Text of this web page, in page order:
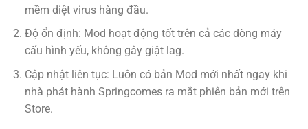
mềm diệt virus hàng đầu.
Độ ổn định: Mod hoạt động tốt trên cả các dòng máy
cấu hình yếu, không gây giật lag.
Cập nhật liên tục: Luôn có bản Mod mới nhất ngay khi
nhà phát hành Springcomes ra mắt phiên bản mới trên
Store.